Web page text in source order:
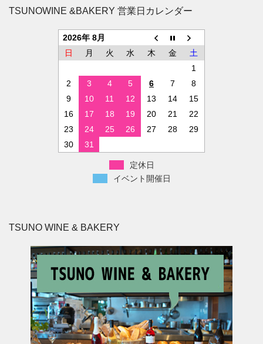
TSUNOWINE &BAKERY 営業日カレンダー
2026年 8月
日
月 火 水 木 金
土
1
2
3 4 5 6 7
8
9
10 11 12 13 14
15
16
17 18 19 20 21
22
23
24 25 26 27 28
29
30
31
定休日
イベント開催日
TSUNO WINE & BAKERY